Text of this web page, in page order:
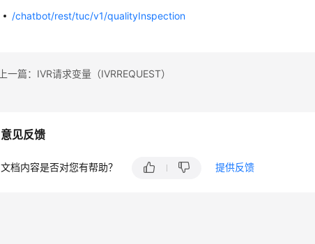
/chatbot/rest/tuc/v1/qualityInspection
上一篇：IVR请求变量（IVRREQUEST）
意见反馈
文档内容是否对您有帮助？ 提供反馈